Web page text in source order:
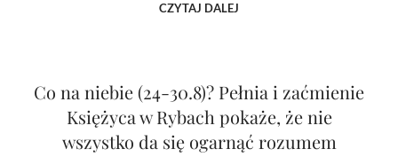
CZYTAJ DALEJ
Co na niebie (24-30.8)? Pełnia i zaćmienie
Księżyca w Rybach pokaże, że nie
wszystko da się ogarnąć rozumem